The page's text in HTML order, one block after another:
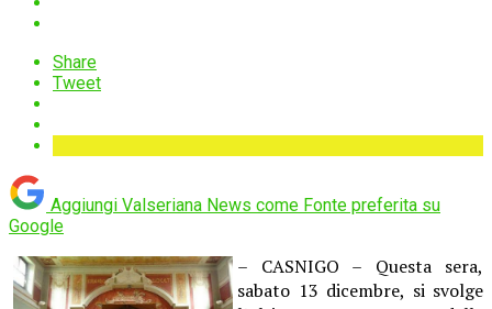
Share
Tweet
Aggiungi Valseriana News come Fonte preferita su
Google
– CASNIGO – Questa sera,
sabato 13 dicembre, si svolge